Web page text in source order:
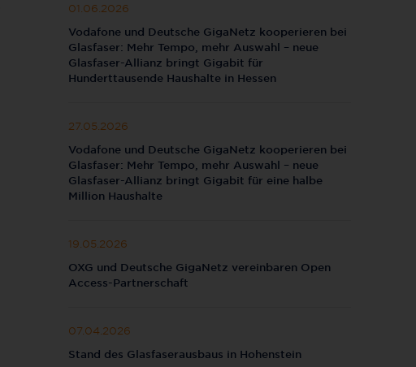
01.06.2026
Vodafone und Deutsche GigaNetz kooperieren bei
Glasfaser: Mehr Tempo, mehr Auswahl – neue
Glasfaser-Allianz bringt Gigabit für
Hunderttausende Haushalte in Hessen
27.05.2026
Vodafone und Deutsche GigaNetz kooperieren bei
Glasfaser: Mehr Tempo, mehr Auswahl – neue
Glasfaser-Allianz bringt Gigabit für eine halbe
Million Haushalte
19.05.2026
OXG und Deutsche GigaNetz vereinbaren Open
Access-Partnerschaft
07.04.2026
Stand des Glasfaserausbaus in Hohenstein